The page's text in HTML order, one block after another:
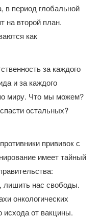
период глобальной
на второй план.
как
за каждого
и за каждого
миру. Что мы можем?
остальных?
прививок с
имеет тайный
лишить нас свободы.
онкологических
исхода от вакцины.